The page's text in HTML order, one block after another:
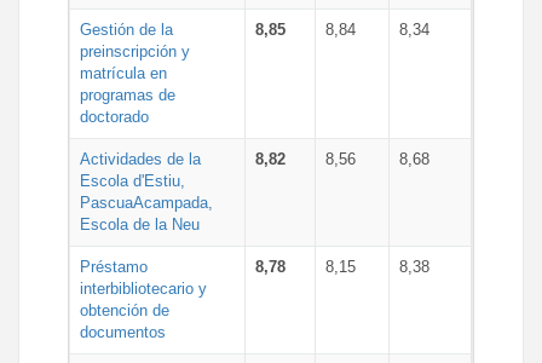
Gestión de la
preinscripción y
matrícula en
programas de
doctorado
8,85 8,84 8,34
Actividades de la
Escola d'Estiu,
PascuaAcampada,
Escola de la Neu
8,82 8,56 8,68
Préstamo
interbibliotecario y
obtención de
documentos
8,78 8,15 8,38